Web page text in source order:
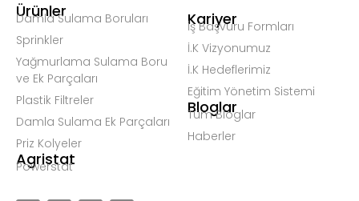
Ürünler
Damla Sulama Boruları
Sprinkler
Yağmurlama Sulama Boru
ve Ek Parçaları
Plastik Filtreler
Damla Sulama Ek Parçaları
Priz Kolyeler
Agristat
Powerstat
Kariyer
İş Başvuru Formları
İ.K Vizyonumuz
İ.K Hedeflerimiz
Eğitim Yönetim Sistemi
Bloglar
Tüm Bloglar
Haberler